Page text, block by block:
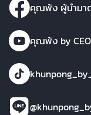
คุณพ้ง ผู้นำมา
คุณพ้ง by